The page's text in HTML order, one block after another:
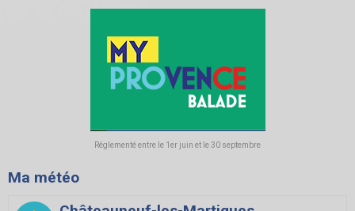
Réglementé entre le 1er juin et le 30 septembre
Ma météo